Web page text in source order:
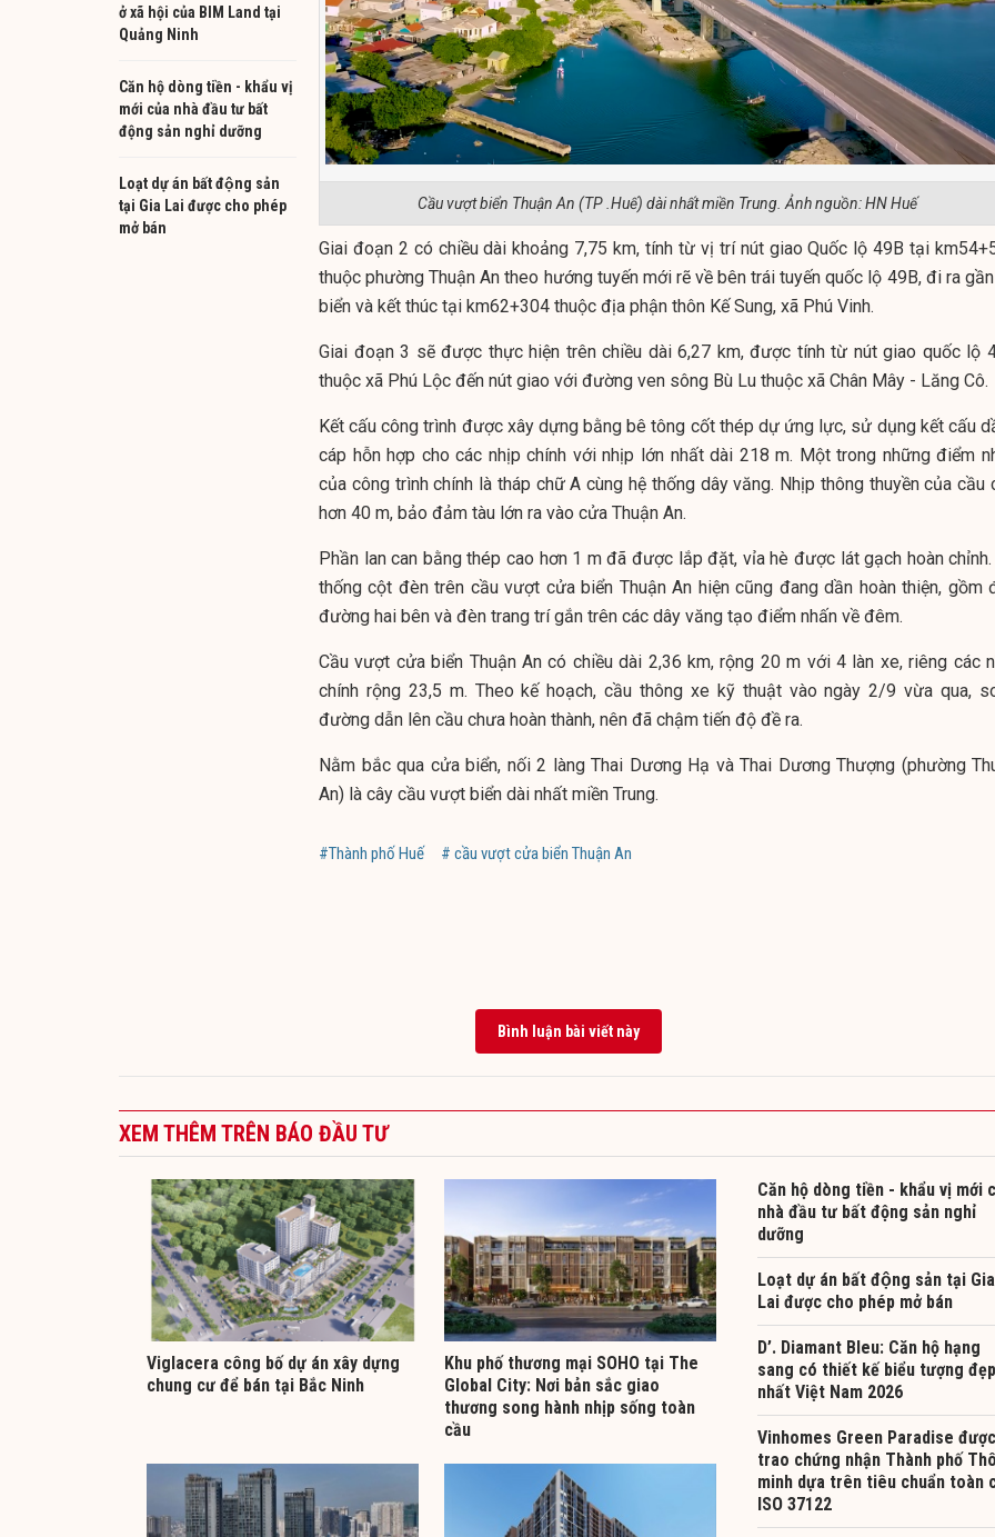
ở xã hội của BIM Land tại
Quảng Ninh
Căn hộ dòng tiền - khẩu vị
mới của nhà đầu tư bất
động sản nghỉ dưỡng
Loạt dự án bất động sản
tại Gia Lai được cho phép
mở bán
Cầu vượt biển Thuận An (TP .Huế) dài nhất miền Trung. Ảnh nguồn: HN Huế
Giai đoạn 2 có chiều dài khoảng 7,75 km, tính từ vị trí nút giao Quốc lộ 49B tại
thuộc phường Thuận An theo hướng tuyến mới rẽ về bên trái tuyến quốc lộ 49B, đi ra
biển và kết thúc tại km62+304 thuộc địa phận thôn Kế Sung, xã Phú Vinh.
Giai đoạn 3 sẽ được thực hiện trên chiều dài 6,27 km, được tính từ nút giao quốc lộ
thuộc xã Phú Lộc đến nút giao với đường ven sông Bù Lu thuộc xã Chân Mây - Lăng Cô.
Kết cấu công trình được xây dựng bằng bê tông cốt thép dự ứng lực, sử dụng kết cấu
cáp hỗn hợp cho các nhịp chính với nhịp lớn nhất dài 218 m. Một trong những điểm
của công trình chính là tháp chữ A cùng hệ thống dây văng. Nhịp thông thuyền của cầu
hơn 40 m, bảo đảm tàu lớn ra vào cửa Thuận An.
Phần lan can bằng thép cao hơn 1 m đã được lắp đặt, vỉa hè được lát gạch hoàn chỉnh.
thống cột đèn trên cầu vượt cửa biển Thuận An hiện cũng đang dần hoàn thiện, gồm
đường hai bên và đèn trang trí gắn trên các dây văng tạo điểm nhấn về đêm.
Cầu vượt cửa biển Thuận An có chiều dài 2,36 km, rộng 20 m với 4 làn xe, riêng các
chính rộng 23,5 m. Theo kế hoạch, cầu thông xe kỹ thuật vào ngày 2/9 vừa qua,
đường dẫn lên cầu chưa hoàn thành, nên đã chậm tiến độ đề ra.
Nằm bắc qua cửa biển, nối 2 làng Thai Dương Hạ và Thai Dương Thượng (phường
An) là cây cầu vượt biển dài nhất miền Trung.
#Thành phố Huế # cầu vượt cửa biển Thuận An
Bình luận bài viết này
XEM THÊM TRÊN BÁO ĐẦU TƯ
Viglacera công bố dự án xây dựng
chung cư để bán tại Bắc Ninh
Khu phố thương mại SOHO tại The
Global City: Nơi bản sắc giao
thương song hành nhịp sống toàn
cầu
Căn hộ dòng tiền - khẩu vị mới
nhà đầu tư bất động sản nghỉ
dưỡng
Loạt dự án bất động sản tại Gia
Lai được cho phép mở bán
D’. Diamant Bleu: Căn hộ hạng
sang có thiết kế biểu tượng đẹp
nhất Việt Nam 2026
Vinhomes Green Paradise được
trao chứng nhận Thành phố
minh dựa trên tiêu chuẩn toàn
ISO 37122